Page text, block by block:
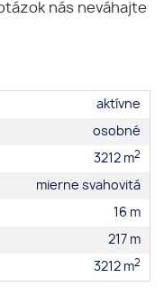
nás neváhajte
aktívne
osobné
3212 m2
mierne svahovitá
16 m
217 m
3212 m2